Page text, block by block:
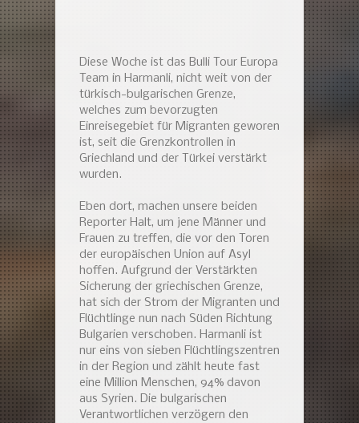
Diese Woche ist das Bulli Tour Europa
Team in Harmanli, nicht weit von der
türkisch-bulgarischen Grenze,
welches zum bevorzugten
Einreisegebiet für Migranten geworen
ist, seit die Grenzkontrollen in
Griechland und der Türkei verstärkt
wurden.
Eben dort, machen unsere beiden
Reporter Halt, um jene Männer und
Frauen zu treffen, die vor den Toren
der europäischen Union auf Asyl
hoffen. Aufgrund der Verstärkten
Sicherung der griechischen Grenze,
hat sich der Strom der Migranten und
Flüchtlinge nun nach Süden Richtung
Bulgarien verschoben. Harmanli ist
nur eins von sieben Flüchtlingszentren
in der Region und zählt heute fast
eine Million Menschen, 94% davon
aus Syrien. Die bulgarischen
Verantwortlichen verzögern den